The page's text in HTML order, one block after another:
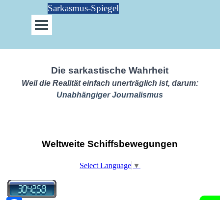
Direkt zum SeiteninhaltSarkasmus-Spiegel
Menü überspringen
Die sarkastische Wahrheit
Weil die Realität einfach unerträglich ist, darum:
Unabhängiger Journalismus
Weltweite Schiffsbewegungen
Select Language ▼